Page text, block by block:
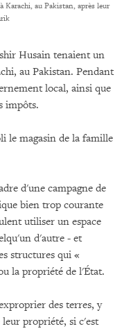
Karachi, au Pakistan, après leur
Husain tenaient un
au Pakistan. Pendant
local, ainsi que
impôts.
le magasin de la famille
d'une campagne de
bien trop courante
utiliser un espace
d'autre - et
structures qui «
la propriété de l'État.
des terres, y
leur propriété, si c'est